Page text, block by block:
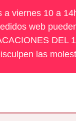
viernes 10 a
web
DEL
las